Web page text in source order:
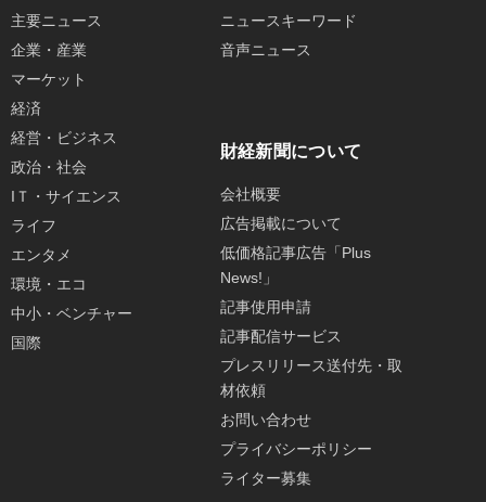
主要ニュース
企業・産業
マーケット
経済
経営・ビジネス
政治・社会
IＴ・サイエンス
ライフ
エンタメ
環境・エコ
中小・ベンチャー
国際
ニュースキーワード
音声ニュース
財経新聞について
会社概要
広告掲載について
低価格記事広告「Plus
News!」
記事使用申請
記事配信サービス
プレスリリース送付先・取
材依頼
お問い合わせ
プライバシーポリシー
ライター募集